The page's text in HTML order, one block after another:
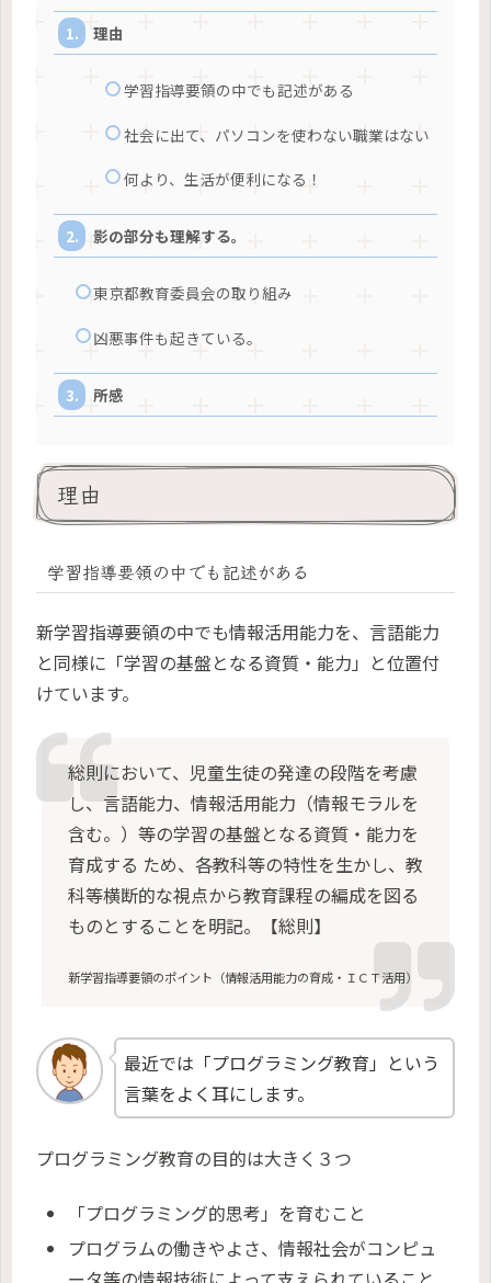
理由
学習指導要領の中でも記述がある
社会に出て、パソコンを使わない職業はない
何より、生活が便利になる！
影の部分も理解する。
東京都教育委員会の取り組み
凶悪事件も起きている。
所感
理由
学習指導要領の中でも記述がある
新学習指導要領の中でも情報活用能力を、言語能力
と同様に「学習の基盤となる資質・能力」と位置付
けています。
総則において、児童生徒の発達の段階を考慮
し、言語能力、情報活用能力（情報モラルを
含む。）等の学習の基盤となる資質・能力を
育成する ため、各教科等の特性を生かし、教
科等横断的な視点から教育課程の編成を図る
ものとすることを明記。【総則】
新学習指導要領のポイント（情報活用能力の育成・ＩＣＴ活用）
最近では「プログラミング教育」という
言葉をよく耳にします。
プログラミング教育の目的は大きく３つ
「プログラミング的思考」を育むこと
プログラムの働きやよさ、情報社会がコンピュ